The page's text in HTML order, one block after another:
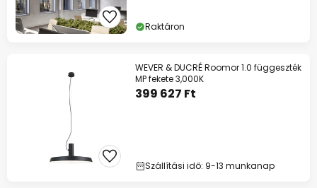
Raktáron
WEVER & DUCRÉ Roomor 1.0 függeszték
MP fekete 3,000K
399 627 Ft
Szállítási idő: 9-13 munkanap